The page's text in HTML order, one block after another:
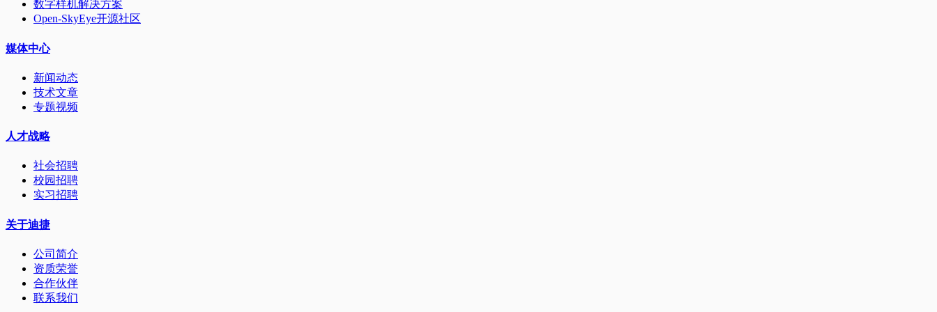
数字样机解决方案
Open-SkyEye开源社区
媒体中心
新闻动态
技术文章
专题视频
人才战略
社会招聘
校园招聘
实习招聘
关于迪捷
公司简介
资质荣誉
合作伙伴
联系我们